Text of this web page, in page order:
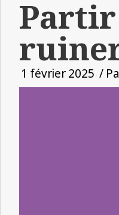
Partir
1 février 2025 /